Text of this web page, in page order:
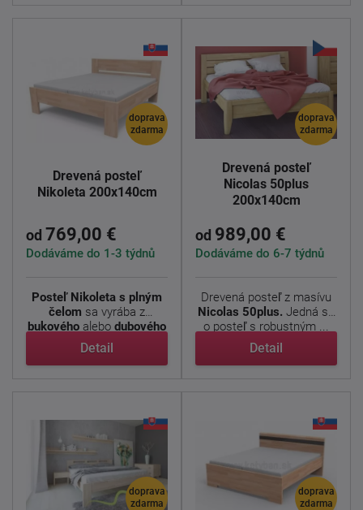
doprava
zdarma
Drevená posteľ
Nikoleta 200x140cm
od 769,00 €
Dodáváme do 1-3 týdnů
Posteľ Nikoleta s plným
čelom sa vyrába z
bukového alebo dubového
...
Detail
doprava
zdarma
Drevená posteľ
Nicolas 50plus
200x140cm
od 989,00 €
Dodáváme do 6-7 týdnů
Drevená posteľ z masívu
Nicolas 50plus. Jedná sa
o posteľ s robustným ...
Detail
doprava
zdarma
doprava
zdarma